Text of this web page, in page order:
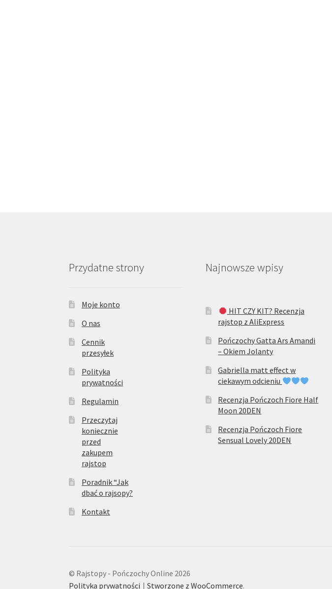
Przydatne strony
Moje konto
O nas
Cennik
przesyłek
Polityka
prywatności
Regulamin
Przeczytaj
koniecznie
przed
zakupem
rajstop
Poradnik “Jak
dbać o rajsopy?
Kontakt
Najnowsze wpisy
HIT CZY KIT? Recenzja
rajstop z AliExpress
Pończochy Gatta Ars Amandi
– Okiem Jolanty
Gabriella matt effect w
ciekawym odcieniu
Recenzja Pończoch Fiore Half
Moon 20DEN
Recenzja Pończoch Fiore
Sensual Lovely 20DEN
© Rajstopy - Pończochy Online 2026
Polityka prywatności
Stworzone z WooCommerce.